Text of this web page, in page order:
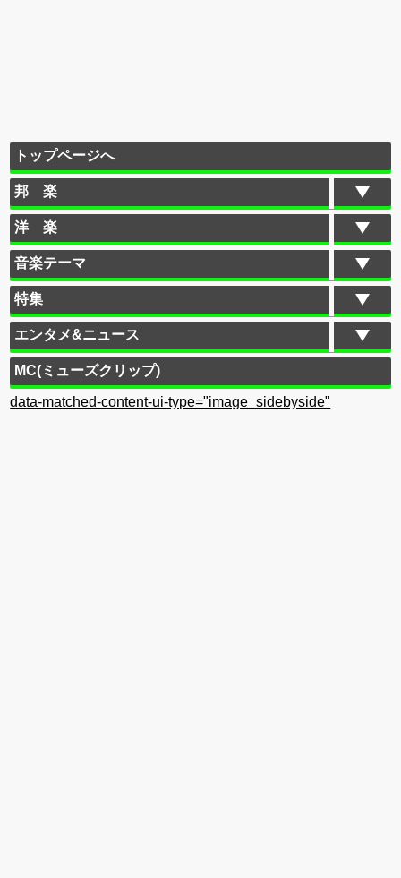
トップページへ
邦 楽
洋 楽
音楽テーマ
特集
エンタメ&ニュース
MC(ミューズクリップ)
data-matched-content-ui-type="image_sidebyside"